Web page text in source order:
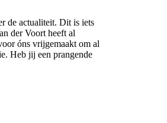
de actualiteit. Dit is iets
der Voort heeft al
óns vrijgemaakt om al
Heb jij een prangende